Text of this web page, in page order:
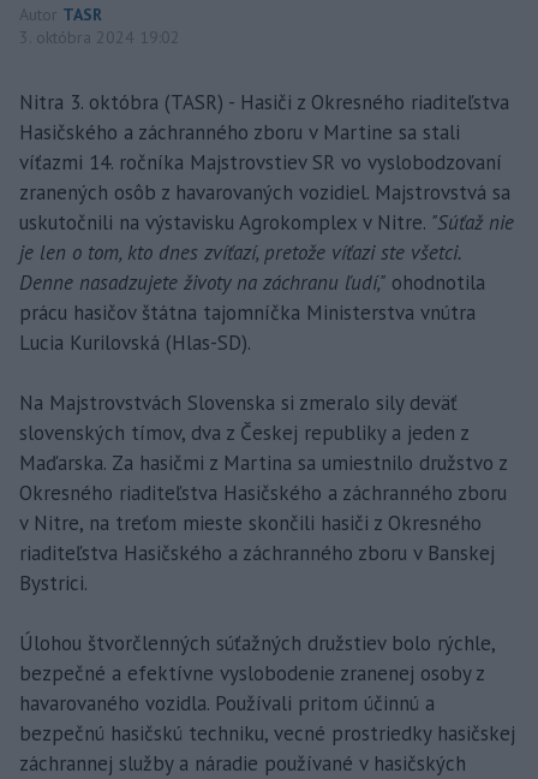
Autor TASR
3. októbra 2024 19:02
Nitra 3. októbra (TASR) - Hasiči z Okresného riaditeľstva
Hasičského a záchranného zboru v Martine sa stali
víťazmi 14. ročníka Majstrovstiev SR vo vyslobodzovaní
zranených osôb z havarovaných vozidiel. Majstrovstvá sa
uskutočnili na výstavisku Agrokomplex v Nitre. "Súťaž nie
je len o tom, kto dnes zvíťazí, pretože víťazi ste všetci.
Denne nasadzujete životy na záchranu ľudí," ohodnotila
prácu hasičov štátna tajomníčka Ministerstva vnútra
Lucia Kurilovská (Hlas-SD).
Na Majstrovstvách Slovenska si zmeralo sily deväť
slovenských tímov, dva z Českej republiky a jeden z
Maďarska. Za hasičmi z Martina sa umiestnilo družstvo z
Okresného riaditeľstva Hasičského a záchranného zboru
v Nitre, na treťom mieste skončili hasiči z Okresného
riaditeľstva Hasičského a záchranného zboru v Banskej
Bystrici.
Úlohou štvorčlenných súťažných družstiev bolo rýchle,
bezpečné a efektívne vyslobodenie zranenej osoby z
havarovaného vozidla. Používali pritom účinnú a
bezpečnú hasičskú techniku, vecné prostriedky hasičskej
záchrannej služby a náradie používané v hasičských